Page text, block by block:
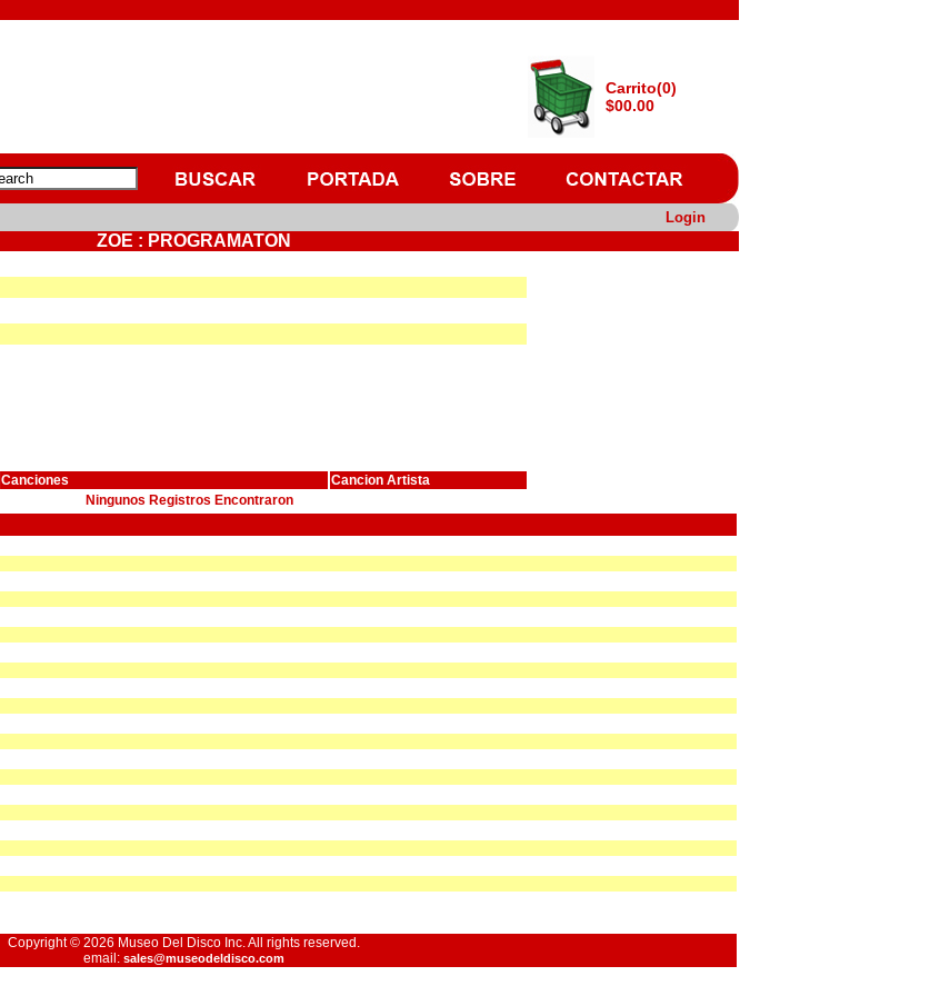
Carrito(0)
$00.00
Login
ZOE : PROGRAMATON
Canciones
Cancion Artista
Ningunos Registros Encontraron
Copyright © 2026 Museo Del Disco Inc. All rights reserved.
email: sales@museodeldisco.com